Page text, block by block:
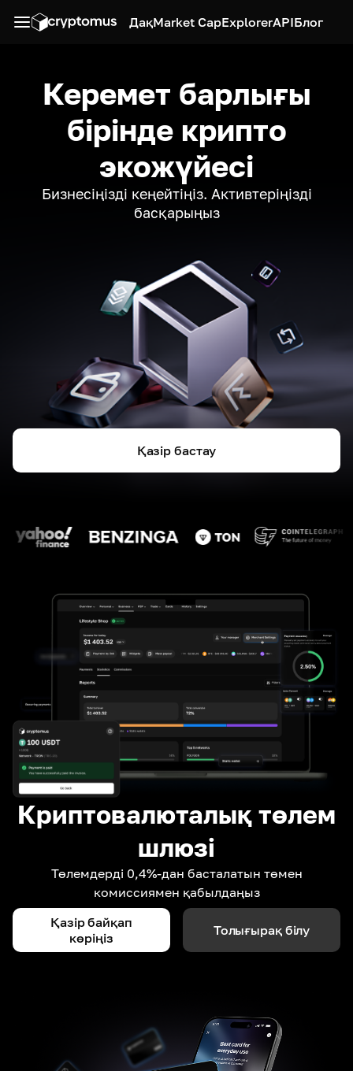
ДақMarket CapExplorerAPIБлог
Керемет барлығы
бірінде крипто
экожүйесі
Бизнесіңізді кеңейтіңіз. Активтеріңізді
басқарыңыз
Қазір бастау
Криптовалюталық төлем
шлюзі
Төлемдерді 0,4%-дан басталатын төмен
комиссиямен қабылдаңыз
Қазір байқап
көріңіз
Толығырақ білу